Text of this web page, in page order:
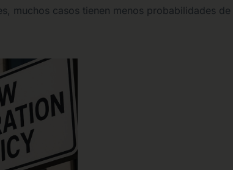
muchos casos tienen menos probabilidades